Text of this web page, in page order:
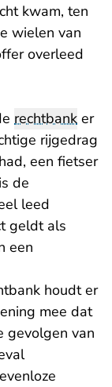
kwam, ten
wielen van
overleed
rechtbank er
rijgedrag
een fietser
de
leed
geldt als
een
houdt er
mee dat
gevolgen van